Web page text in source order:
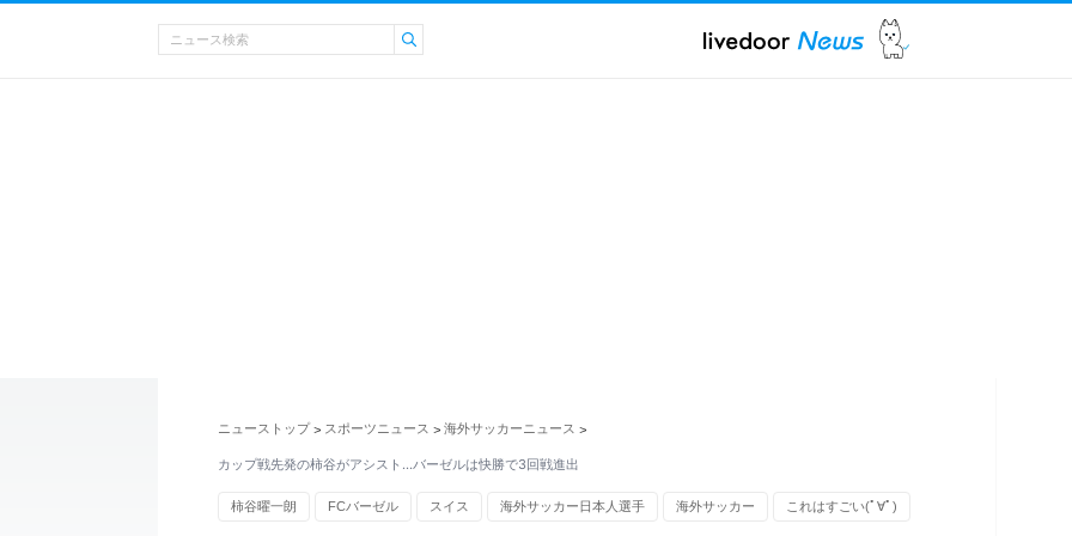
ニューストップ > スポーツニュース > 海外サッカーニュース >
カップ戦先発の柿谷がアシスト…バーゼルは快勝で3回戦進出
柿谷曜一朗 FCバーゼル スイス 海外サッカー日本人選手 海外サッカー これはすごい(ﾟ∀ﾟ)